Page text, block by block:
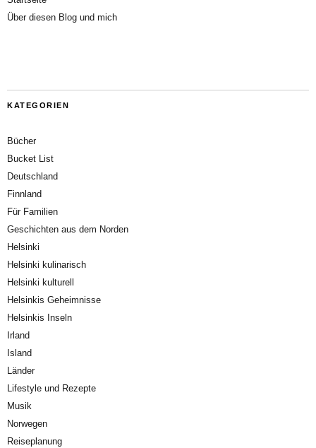
Über diesen Blog und mich
KATEGORIEN
Bücher
Bucket List
Deutschland
Finnland
Für Familien
Geschichten aus dem Norden
Helsinki
Helsinki kulinarisch
Helsinki kulturell
Helsinkis Geheimnisse
Helsinkis Inseln
Irland
Island
Länder
Lifestyle und Rezepte
Musik
Norwegen
Reiseplanung